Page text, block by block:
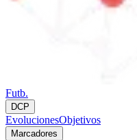
Futb.
DCP
EvolucionesObjetivos
Marcadores